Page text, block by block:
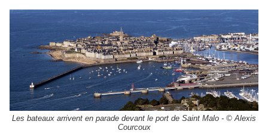
Les bateaux arrivent en parade devant le port de Saint Malo - © Alexis
Courcoux